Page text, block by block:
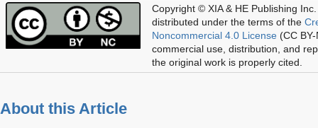
Copyright © XIA & HE Publishing Inc.
distributed under the terms of the
Noncommercial 4.0 License (CC
commercial use, distribution, and
the original work is properly cited.
About this Article